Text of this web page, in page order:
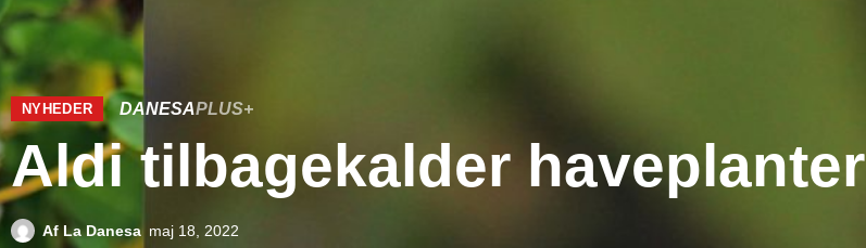
NYHEDER DANESAPLUS+
Aldi tilbagekalder haveplanter
Af La Danesa maj 18, 2022